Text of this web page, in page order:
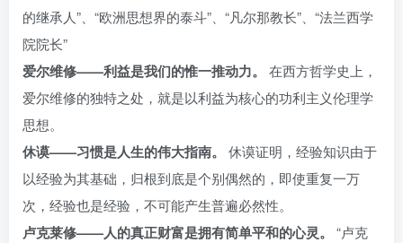
的继承人”、“欧洲思想界的泰斗”、“凡尔那教长”、“法兰西学
院院长”
爱尔维修——利益是我们的惟一推动力。 在西方哲学史上，
爱尔维修的独特之处，就是以利益为核心的功利主义伦理学
思想。
休谟——习惯是人生的伟大指南。 休谟证明，经验知识由于
以经验为其基础，归根到底是个别偶然的，即使重复一万
次，经验也是经验，不可能产生普遍必然性。
卢克莱修——人的真正财富是拥有简单平和的心灵。 “卢克